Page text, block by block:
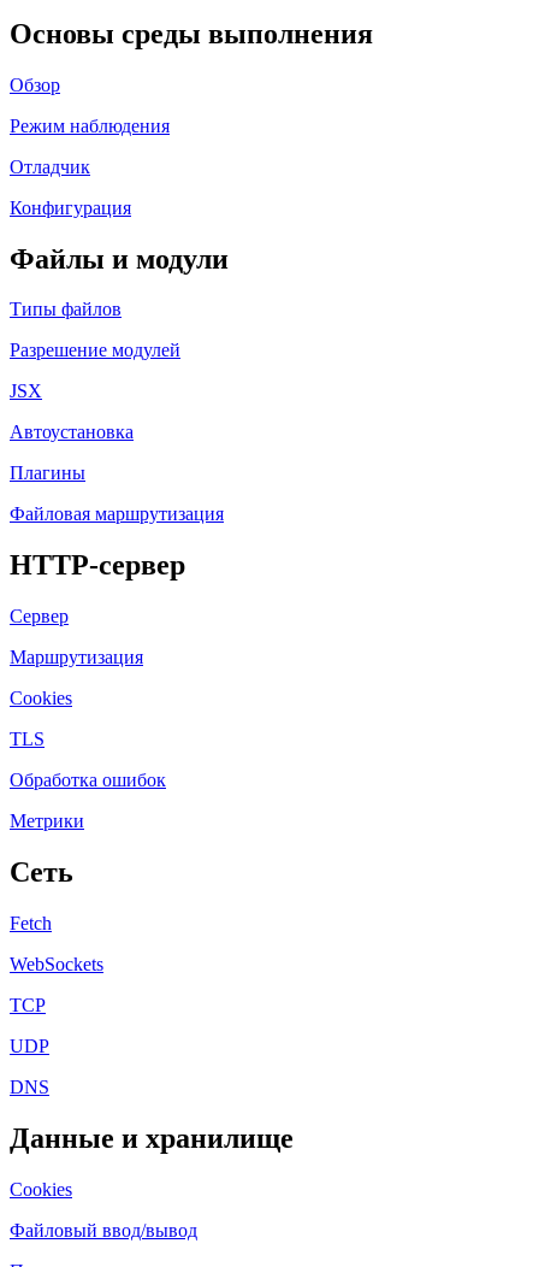
Основы среды выполнения
Обзор
Режим наблюдения
Отладчик
Конфигурация
Файлы и модули
Типы файлов
Разрешение модулей
JSX
Автоустановка
Плагины
Файловая маршрутизация
HTTP-сервер
Сервер
Маршрутизация
Cookies
TLS
Обработка ошибок
Метрики
Сеть
Fetch
WebSockets
TCP
UDP
DNS
Данные и хранилище
Cookies
Файловый ввод/вывод